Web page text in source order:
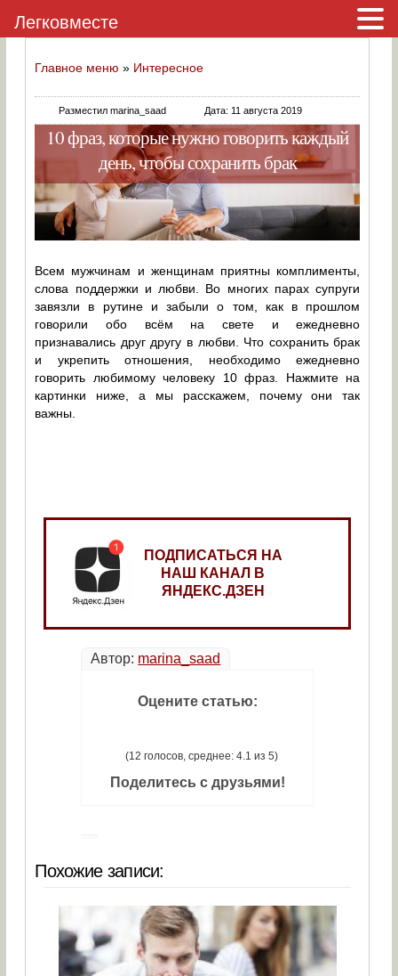
Главное меню » Интересное
Разместил marina_saad Дата: 11 августа 2019
10 фраз, которые нужно говорить каждый
день, чтобы сохранить брак
Всем мужчинам и женщинам приятны комплименты,
слова поддержки и любви. Во многих парах супруги
завязли в рутине и забыли о том, как в прошлом
говорили обо всём на свете и ежедневно
признавались друг другу в любви. Что сохранить брак
и укрепить отношения, необходимо ежедневно
говорить любимому человеку 10 фраз. Нажмите на
картинки ниже, а мы расскажем, почему они так
важны.
ПОДПИСАТЬСЯ НА
НАШ КАНАЛ В
ЯНДЕКС.ДЗЕН
Автор: marina_saad
Оцените статью:
(12 голосов, среднее: 4.1 из 5)
Поделитесь с друзьями!
Похожие записи:
Легковместе